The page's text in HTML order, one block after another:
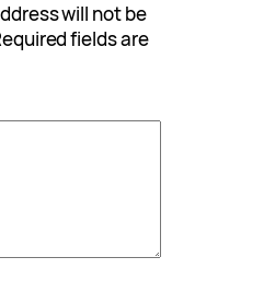
will not be
fields are